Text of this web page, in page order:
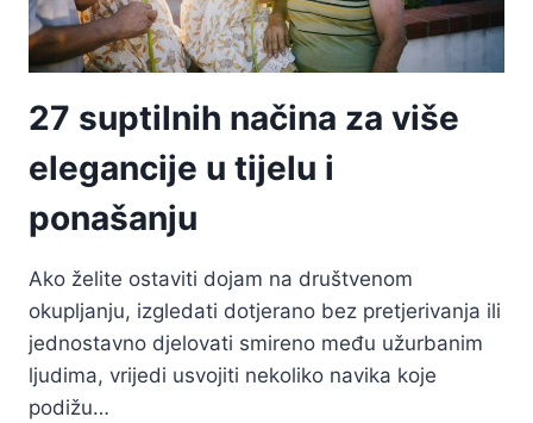
SE
NE
ZALIJEPIŠ
NJEGA
27 suptilnih načina za više
elegancije u tijelu i
ponašanju
Ako želite ostaviti dojam na društvenom
okupljanju, izgledati dotjerano bez pretjerivanja ili
jednostavno djelovati smireno među užurbanim
ljudima, vrijedi usvojiti nekoliko navika koje
podižu…